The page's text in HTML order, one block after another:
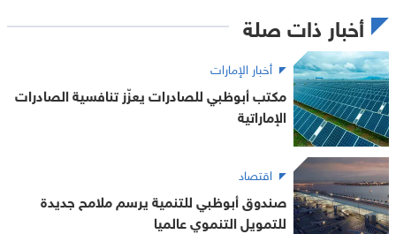
أخبار ذات صلة
أخبار الإمارات
مكتب أبوظبي للصادرات يعزّز تنافسية الصادرات
الإماراتية
اقتصاد
صندوق أبوظبي للتنمية يرسم ملامح جديدة
للتمويل التنموي عالميا